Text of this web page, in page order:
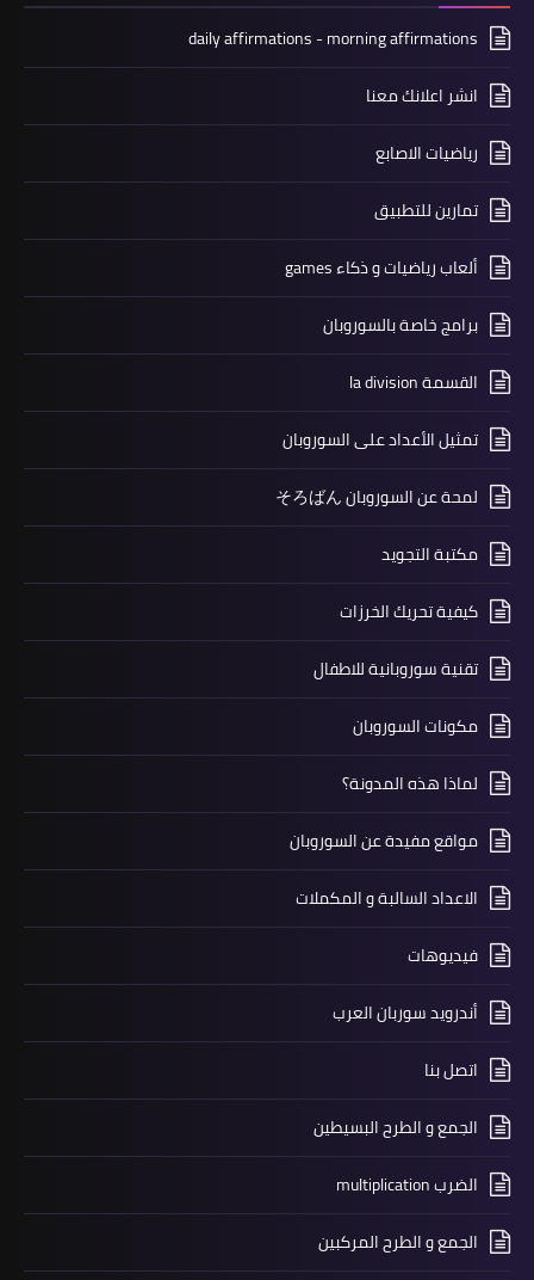
daily affirmations - morning affirmations
انشر اعلانك معنا
رياضيات الاصابع
تمارين للتطبيق
ألعاب رياضيات و ذكاء games
برامج خاصة بالسوروبان
القسمة la division
تمثيل الأعداد على السوروبان
لمحة عن السوروبان そろばん
مكتبة التجويد
كيفية تحريك الخرزات
تقنية سوروبانية للاطفال
مكونات السوروبان
لماذا هذه المدونة؟
مواقع مفيدة عن السوروبان
الاعداد السالبة و المكملات
فيديوهات
أندرويد سوربان العرب
اتصل بنا
الجمع و الطرح البسيطين
الضرب multiplication
الجمع و الطرح المركبين